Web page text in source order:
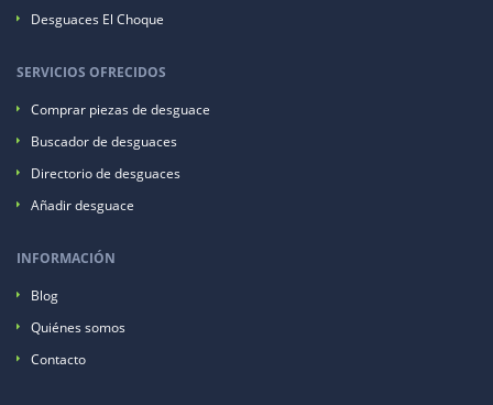
Desguaces El Choque
SERVICIOS OFRECIDOS
Comprar piezas de desguace
Buscador de desguaces
Directorio de desguaces
Añadir desguace
INFORMACIÓN
Blog
Quiénes somos
Contacto